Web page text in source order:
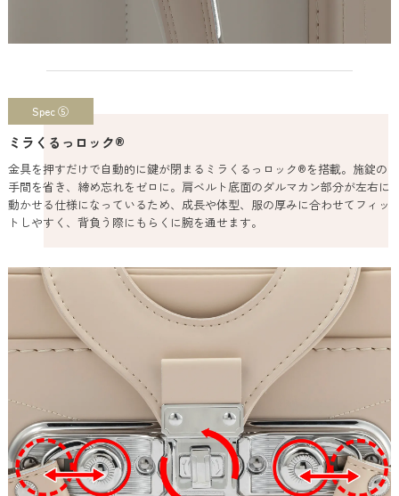
Spec ⑤
ミラくるっロック®
金具を押すだけで自動的に鍵が閉まるミラくるっロック®を搭載。施錠の
手間を省き、締め忘れをゼロに。肩ベルト底面のダルマカン部分が左右に
動かせる仕様になっているため、成長や体型、服の厚みに合わせてフィッ
トしやすく、背負う際にもらくに腕を通せます。